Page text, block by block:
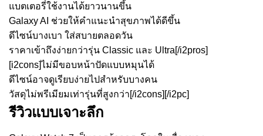
แบตเตอรี่ใช้งานได้ยาวนานขึ้น
Galaxy AI ช่วยให้คำแนะนำสุขภาพได้ดีขึ้น
ดีไซน์บางเบา ใส่สบายตลอดวัน
ราคาเข้าถึงง่ายกว่ารุ่น Classic และ Ultra[/i2pros]
[i2cons]ไม่มีขอบหน้าปัดแบบหมุนได้
ดีไซน์อาจดูเรียบง่ายไปสำหรับบางคน
วัสดุไม่พรีเมียมเท่ารุ่นที่สูงกว่า[/i2cons][/i2pc]
รีวิวแบบเจาะลึก